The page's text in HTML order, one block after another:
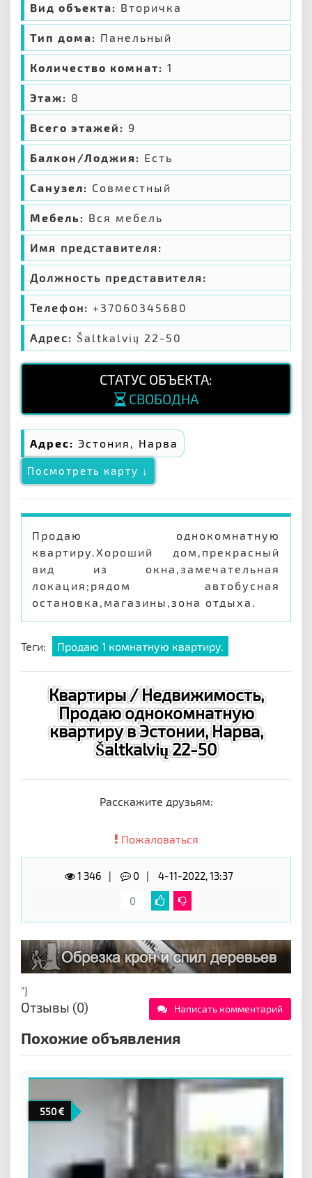
Вид объекта: Вторичка
Тип дома: Панельный
Количество комнат: 1
Этаж: 8
Всего этажей: 9
Балкон/Лоджия: Есть
Санузел: Совместный
Мебель: Вся мебель
Имя представителя:
Должность представителя:
Телефон: +37060345680
Адрес: Šaltkalvių 22-50
СТАТУС ОБЪЕКТА:
СВОБОДНА
Адрес: Эстония, Нарва
Посмотреть карту ↓
Продаю однокомнатную
квартиру.Хороший дом,прекрасный
вид из окна,замечательная
локация;рядом автобусная
остановка,магазины,зона отдыха.
Теги: Продаю 1 комнатную квартиру.
Квартиры / Недвижимость,
Продаю однокомнатную
квартиру в Эстонии, Нарва,
Šaltkalvių 22-50
Расскажите друзьям:
Пожаловаться
1 346 0
4-11-2022, 13:37
0
"}
Отзывы (0) Написать комментарий
Похожие объявления
550